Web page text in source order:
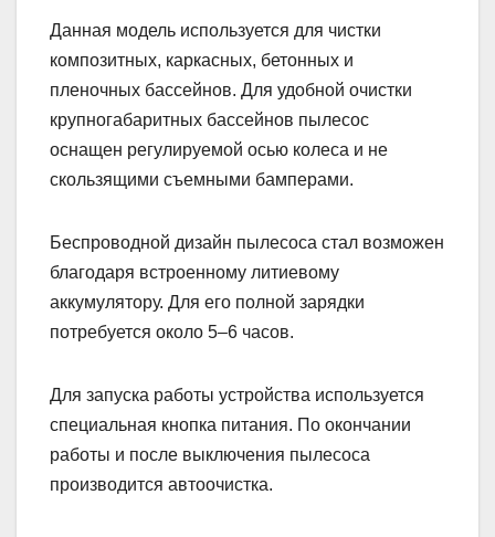
Данная модель используется для чистки
композитных, каркасных, бетонных и
пленочных бассейнов. Для удобной очистки
крупногабаритных бассейнов пылесос
оснащен регулируемой осью колеса и не
скользящими съемными бамперами.
Беспроводной дизайн пылесоса стал возможен
благодаря встроенному литиевому
аккумулятору. Для его полной зарядки
потребуется около 5–6 часов.
Для запуска работы устройства используется
специальная кнопка питания. По окончании
работы и после выключения пылесоса
производится автоочистка.